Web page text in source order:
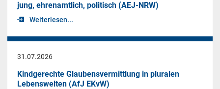
jung, ehrenamtlich, politisch (AEJ-NRW)
Weiterlesen...
31.07.2026
Kindgerechte Glaubensvermittlung in pluralen
Lebenswelten (AfJ EKvW)